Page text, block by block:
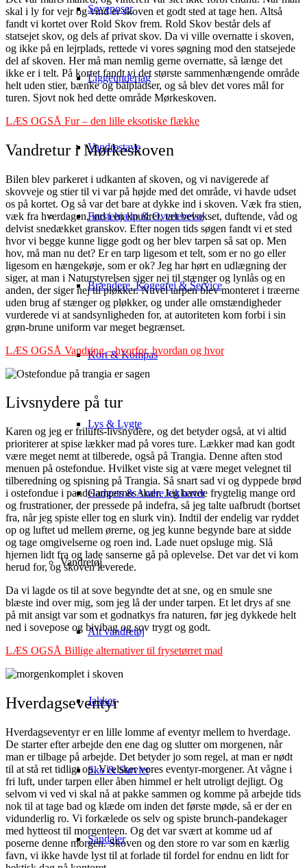
Soveposer
Liggeunderlag
Vandrestave
Førstehjælp & Overlevelse
Brændere, Kogegrej & Service
Kort & Kompas
Lys & Lygte
Gadgets & Andre kikkerter
Vandretøj
Alt vandretøj
Jakker
Sko & Støvler
Sandaler
skal i ly for vejr og vind er skoven et godt sted at tage hen. Altså
fandt vi kortet over Rold Skov frem. Rold Skov består dels af
statsejet skov, og dels af privat skov. Da vi ville overnatte i skoven,
og ikke på en lejrplads, rettede vi vores søgning mod den statsejede
del af skoven. Her må man nemlig gerne overnatte, så længe det
ikke er i telt. På kortet fandt vi det største sammenhængende område
helt uden stier, bænke og bålpladser, og så blev det vores mål for
turen. Sjovt nok hed dette område Mørkeskoven.
LÆS OGSÅ Fur – den lille eksotiske flække
Vandretur i Mørkeskoven
Bilen blev parkeret i udkanten af skoven, og vi navigerede af
skovveje og stier til vi var på højde med det område, vi havde udset
os på kortet. Og så var det bare at dykke ind i skoven. Væk fra stien,
væk fra hverdagen, ind i en knudret, tæt bevokset, duftende, våd og
delvist snedækket granskov. Efter nogen tids søgen fandt vi et sted
hvor vi begge kunne ligge godt og her blev tarpen så sat op. Men
hov, må man nu det? Er en tarp ligesom et telt, som er no go eller
ligesom en hængekøje, som er ok? Jeg har hørt en udlægning der
siger, at man i Naturstyrelsen siger nej til stænger og lynlås og en
anden, der siger nej til pløkker. Nuvel tarpen blev monteret i træerne
uden brug af stænger og pløkker, og under alle omstændigheder
vurderede vi at sandsynligheden for, at autoriteten kom forbi i sin
grøn-brune uniform var meget begrænset.
LÆS OGSÅ Vandring – hvorfor, hvordan og hvor
Livsnydere på tur
Karen og jeg er frilufts-livsnydere, og det betyder også, at vi altid
prioriterer at spise lækker mad på vores ture. Lækker mad kan godt
være meget nemt at tilberede, også på Trangia. Denne aften stod
menuen på ostefondue. Hvilket viste sig at være meget velegnet til
tilberedning og spisning på Trangia. Så snart sad vi og dyppede brød
i ostefondue i pandelampernes skær. Jeg havde frygtelig mange ord
og frustrationer, der pressede på indefra, så jeg talte uafbrudt (bortset
fra, når jeg spiste eller tog en slurk vin). Indtil der endelig var ryddet
op og luftet ud mellem ørerne, og jeg kunne begynde bare at sidde
og tage omgivelserne og roen ind. Lade nuet opsluge mig. Slå
hjernen lidt fra og lade sanserne gå på oplevelse. Det var det vi kom
herud for, og skoven leverede.
Da vi lagde os til at sove begyndte det at sne, og en smule sne
blæste ind over mig, som jeg lå der under tarpen. Et let drys af sne
på mit ansigt var som et godnatkys fra naturen, før jeg dykkede helt
ned i sovepose og bivibag og sov trygt og godt.
LÆS OGSÅ Billige alternativer til frysetørret mad
Hverdagseventyr
Hverdagseventyr er en lille lomme af eventyr mellem to hverdage.
De starter efter arbejde den ene dag og slutter om morgenen, når
man er tilbage på arbejde. Det betyder jo som regel, at man er nødt
til at stå ret tidligt op. Vi elsker vores eventyr-morgener. At vågne i
fri luft, under tarpen eller åben himmel er helt utroligt dejligt. Og
selvom vi ved vi skal nå at pakke sammen og komme på arbejde tids
nok til at tage bad og klæde om inden det første møde, så er der en
vidunderlig ro. Vi forkælede os selv og spiste brunch-pandekager
med hytteost til morgenteen. Og det var svært at komme ud af
poserne denne morgen. Skoven og den store ro var som en kærlig
favn, vi ikke havde lyst til at forlade til fordel for endnu en lidt for